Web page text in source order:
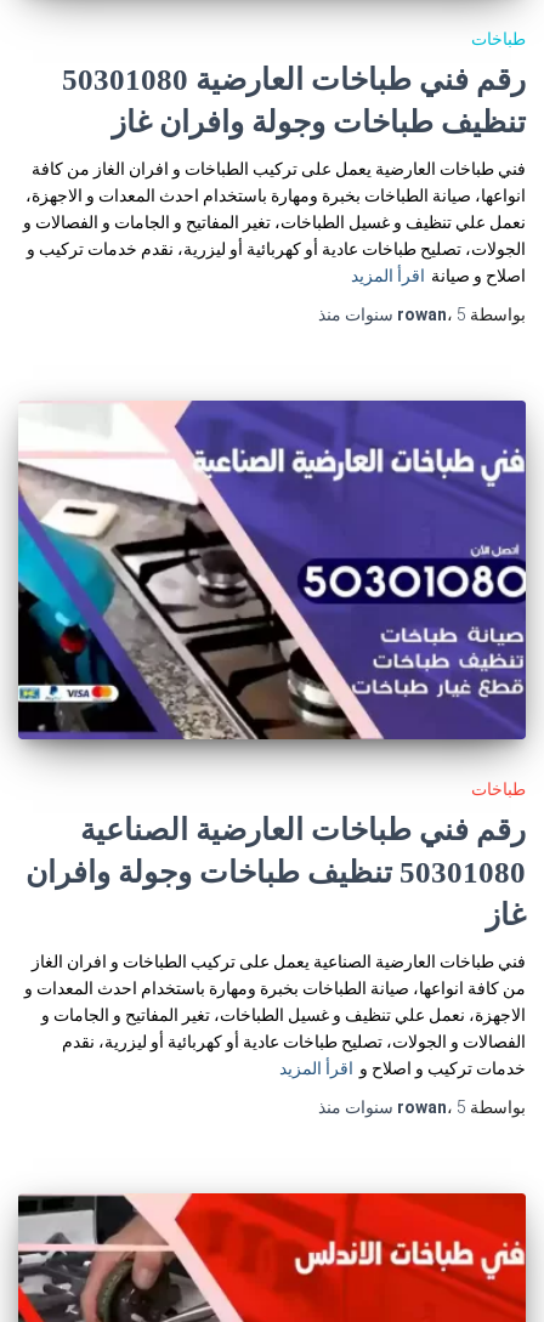
طباخات
رقم فني طباخات العارضية 50301080
تنظيف طباخات وجولة وافران غاز
فني طباخات العارضية يعمل على تركيب الطباخات و افران الغاز من كافة
انواعها، صيانة الطباخات بخبرة ومهارة باستخدام احدث المعدات و الاجهزة،
نعمل علي تنظيف و غسيل الطباخات، تغير المفاتيح و الجامات و الفصالات و
الجولات، تصليح طباخات عادية أو كهربائية أو ليزرية، نقدم خدمات تركيب و
اصلاح و صيانة اقرأ المزيد
بواسطة
rowan، 5 سنوات منذ
طباخات
رقم فني طباخات العارضية الصناعية
50301080 تنظيف طباخات وجولة وافران
غاز
فني طباخات العارضية الصناعية يعمل على تركيب الطباخات و افران الغاز
من كافة انواعها، صيانة الطباخات بخبرة ومهارة باستخدام احدث المعدات و
الاجهزة، نعمل علي تنظيف و غسيل الطباخات، تغير المفاتيح و الجامات و
الفصالات و الجولات، تصليح طباخات عادية أو كهربائية أو ليزرية، نقدم
خدمات تركيب و اصلاح و اقرأ المزيد
بواسطة
rowan، 5 سنوات منذ